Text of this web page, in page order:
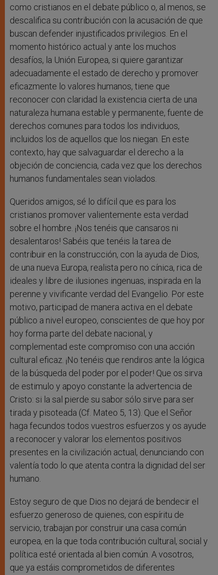
como cristianos en el debate público o, al menos, se
descalifica su contribución con la acusación de que
buscan defender injustificados privilegios. En el
momento histórico actual y ante los muchos
desafíos, la Unión Europea, si quiere garantizar
adecuadamente el estado de derecho y promover
eficazmente lo valores humanos, tiene que
reconocer con claridad la existencia cierta de una
naturaleza humana estable y permanente, fuente de
derechos comunes para todos los individuos,
incluidos los de aquellos que los niegan. En este
contexto, hay que salvaguardar el derecho a la
objeción de conciencia, cada vez que los derechos
humanos fundamentales sean violados.
Queridos amigos, sé lo difícil que es para los
cristianos promover valientemente esta verdad
sobre el hombre. ¡Nos tenéis que cansaros ni
desalentaros! Sabéis que tenéis la tarea de
contribuir en la construcción, con la ayuda de Dios,
de una nueva Europa, realista pero no cínica, rica de
ideales y libre de ilusiones ingenuas, inspirada en la
perenne y vivificante verdad del Evangelio. Por este
motivo, participad de manera activa en el debate
público a nivel europeo, conscientes de que hoy por
hoy forma parte del debate nacional, y
complementad este compromiso con una acción
cultural eficaz. ¡No tenéis que rendiros ante la lógica
de la búsqueda del poder por el poder! Que os sirva
de estimulo y apoyo constante la advertencia de
Cristo: si la sal pierde su sabor sólo sirve para ser
tirada y pisoteada (Cf. Mateo 5, 13). Que el Señor
haga fecundos todos vuestros esfuerzos y os ayude
a reconocer y valorar los elementos positivos
presentes en la civilización actual, denunciando con
valentía todo lo que atenta contra la dignidad del ser
humano.
Estoy seguro de que Dios no dejará de bendecir el
esfuerzo generoso de quienes, con espíritu de
servicio, trabajan por construir una casa común
europea, en la que toda contribución cultural, social y
política esté orientada al bien común. A vosotros,
que ya estáis comprometidos de diferentes